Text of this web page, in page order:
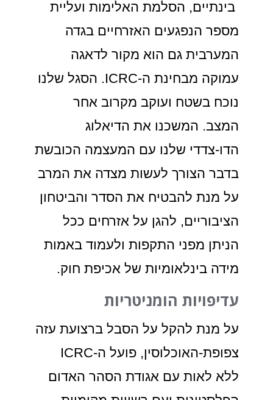
בינתיים, הסלמת האלימות ועליית
מספר הנפגעים האזרחיים בגדה
המערבית גם הוא מקור לדאגה
עמוקה מבחינת ה-ICRC. הסגל שלנו
נוכח בשטח ועוקב מקרוב אחר
המצב. המשכנו את הדיאלוג
הדו-צדדי שלנו עם המעצמה הכובשת
בדבר הצורך לעשות מצדה את המרב
על מנת להבטיח את הסדר והביטחון
הציבוריים, להגן על אזרחים ככל
הניתן מפני התקפות ולעמוד באמות
מידה בינלאומיות של אכיפת חוק.
עדיפויות הומניטריות
על מנת להקל על הסבל ברצועת עזה
צפופת-האוכלוסין, פועל ה-ICRC
ללא לאות עם אגודת הסהר האדום